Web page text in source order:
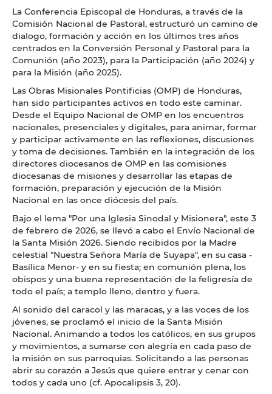
La Conferencia Episcopal de Honduras, a través de la
Comisión Nacional de Pastoral, estructuró un camino de
dialogo, formación y acción en los últimos tres años
centrados en la Conversión Personal y Pastoral para la
Comunión (año 2023), para la Participación (año 2024) y
para la Misión (año 2025).
Las Obras Misionales Pontificias (OMP) de Honduras,
han sido participantes activos en todo este caminar.
Desde el Equipo Nacional de OMP en los encuentros
nacionales, presenciales y digitales, para animar, formar
y participar activamente en las reflexiones, discusiones
y toma de decisiones. También en la integración de los
directores diocesanos de OMP en las comisiones
diocesanas de misiones y desarrollar las etapas de
formación, preparación y ejecución de la Misión
Nacional en las once diócesis del país.
Bajo el lema "Por una Iglesia Sinodal y Misionera", este 3
de febrero de 2026, se llevó a cabo el Envío Nacional de
la Santa Misión 2026. Siendo recibidos por la Madre
celestial "Nuestra Señora María de Suyapa", en su casa -
Basílica Menor- y en su fiesta; en comunión plena, los
obispos y una buena representación de la feligresía de
todo el país; a templo lleno, dentro y fuera.
Al sonido del caracol y las maracas, y a las voces de los
jóvenes, se proclamó el inicio de la Santa Misión
Nacional. Animando a todos los católicos, en sus grupos
y movimientos, a sumarse con alegría en cada paso de
la misión en sus parroquias. Solicitando a las personas
abrir su corazón a Jesús que quiere entrar y cenar con
todos y cada uno (cf. Apocalipsis 3, 20).